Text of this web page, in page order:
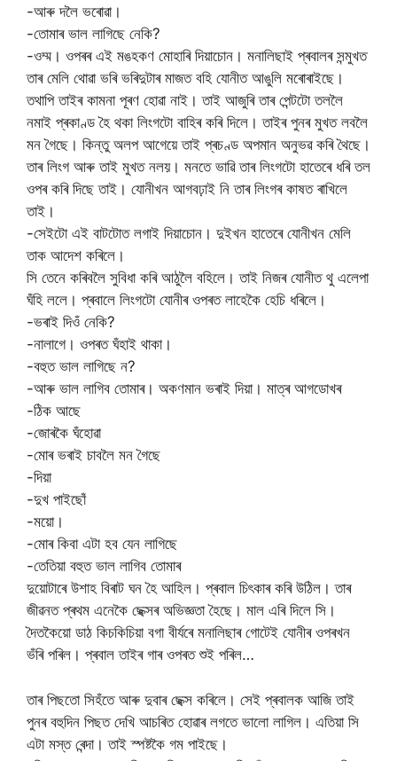
-আৰু দলৈ ভৰোৱা।
-তোমাৰ ভাল লাগিছে নেকি?
-ওম্ম। ওপৰৰ এই মঙহকণ মোহাৰি দিয়াচোন। মনালিছাই প্ৰবালৰ সন্মুখত
তাৰ মেলি থোৱা ভৰি ভৰিদুটাৰ মাজত বহি যোনীত আঙুলি মৰোৰাইছে।
তথাপি তাইৰ কামনা পূৰণ হোৱা নাই। তাই আজুৰি তাৰ পেন্টটো তললৈ
নমাই প্ৰকাণ্ড হৈ থকা লিংগটো বাহিৰ কৰি দিলে। তাইৰ পুনৰ মুখত লবলৈ
মন গৈছে। কিন্তু অলপ আগেয়ে তাই প্ৰচণ্ড অপমান অনুভৱ কৰি থৈছে।
তাৰ লিংগ আৰু তাই মুখত নলয়‌। মনতে ভাৱি তাৰ লিংগটো হাতেৰে ধৰি তল
ওপৰ কৰি দিছে তাই। যোনীখন আগবঢ়াই নি তাৰ লিংগৰ কাষত ৰাখিলে
তাই।
-সেইটো এই বাটটোত লগাই দিয়াচোন। দুইখন হাতেৰে যোনীখন মেলি
তাক আদেশ কৰিলে।
সি তেনে কৰিবলৈ সুবিধা কৰি আঠুলৈ বহিলে। তাই নিজৰ যোনীত থু এলেপা
ঘঁহি ললে। প্ৰবালে লিংগটো যোনীৰ ওপৰত লাহেকৈ হেচি ধৰিলে।
-ভৰাই দিওঁ নেকি?
-নালাগে। ওপৰত ঘঁহাই থাকা।
-বহুত ভাল লাগিছে ন?
-আৰু ভাল লাগিব তোমাৰ। অকণমান ভৰাই দিয়া। মাত্ৰ আগডোখৰ
-ঠিক আছে
-জোৰকৈ ঘঁহোৱা
-মোৰ ভৰাই চাবলৈ মন গৈছে
-দিয়া
-দুখ পাইছোঁ
-ময়ো।
-মোৰ কিবা এটা হব যেন লাগিছে
-তেতিয়া বহুত ভাল লাগিব তোমাৰ
দুয়োটাৰে উশাহ বিৰাট ঘন হৈ আহিল। প্ৰবাল চিৎকাৰ কৰি উঠিল। তাৰ
জীৱনত প্ৰথম এনেকৈ ছেক্সৰ অভিজ্ঞতা হৈছে। মাল এৰি দিলে সি।
দৈতকৈয়ো ডাঠ কিচকিচিয়া বগা বীৰ্যৰে মনালিছাৰ গোটেই যোনীৰ ওপৰখন
ভঁৰি পৰিল। প্ৰবাল তাইৰ গাৰ ওপৰত শুই পৰিল…
তাৰ পিছতো সিহঁতে আৰু দুবাৰ ছেক্স কৰিলে। সেই প্ৰবালক আজি তাই
পুনৰ বহুদিন পিছত দেখি আচৰিত হোৱাৰ লগতে ভালো লাগিল। এতিয়া সি
এটা মস্ত ৰেন্দা। তাই স্পষ্টকৈ গম পাইছে।